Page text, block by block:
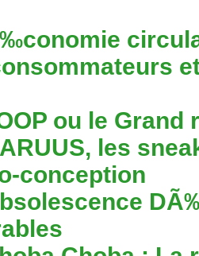
ou le Grand
les
conception